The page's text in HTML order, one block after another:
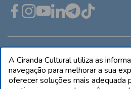
Industrial - Jandira/SP -
A Ciranda Cultural utiliza as
navegação para melhorar a sua
oferecer soluções mais adequada